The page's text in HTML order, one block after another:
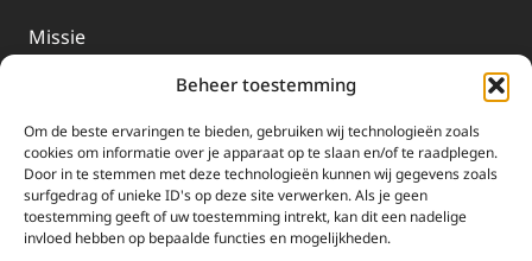
Beheer toestemming
Om de beste ervaringen te bieden, gebruiken wij technologieën zoals
cookies om informatie over je apparaat op te slaan en/of te raadplegen.
Door in te stemmen met deze technologieën kunnen wij gegevens zoals
surfgedrag of unieke ID's op deze site verwerken. Als je geen
toestemming geeft of uw toestemming intrekt, kan dit een nadelige
invloed hebben op bepaalde functies en mogelijkheden.
Missie
EWTN-Team
Organisatiegegevens
Doneren